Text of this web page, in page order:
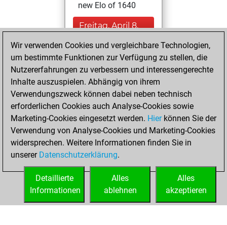
new Elo of 1640
Freitag, April 8,
You played 9
blitz games
Play
You scored +4
=1 -4 in blitz
Donnerstag,
Januar 13, 2022
You created
your Fritz account
Wir verwenden Cookies und vergleichbare Technologien,
um bestimmte Funktionen zur Verfügung zu stellen, die
Nutzererfahrungen zu verbessern und interessengerechte
Inhalte auszuspielen. Abhängig von ihrem
Verwendungszweck können dabei neben technisch
erforderlichen Cookies auch Analyse-Cookies sowie
Marketing-Cookies eingesetzt werden. Hierkönnen Sie der
Verwendung von Analyse-Cookies und Marketing-Cookies
widersprechen. Weitere Informationen finden Sie in
unserer Datenschutzerklärung.
Alles
akzeptieren
Alles
ablehnen
Detaillierte
Informationen